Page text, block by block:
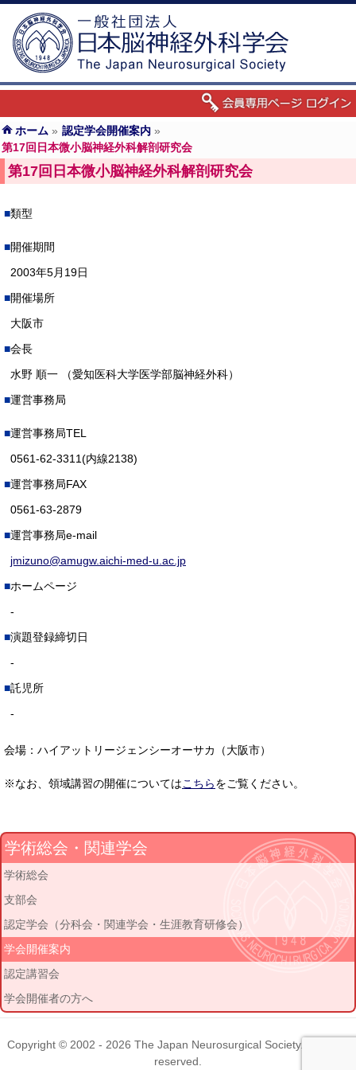
ホーム » 認定学会開催案内 »
第17回日本微小脳神経外科解剖研究会
第17回日本微小脳神経外科解剖研究会
類型
開催期間
2003年5月19日
開催場所
大阪市
会長
水野 順一 （愛知医科大学医学部脳神経外科）
運営事務局
運営事務局TEL
0561-62-3311(内線2138)
運営事務局FAX
0561-63-2879
運営事務局e-mail
jmizuno@amugw.aichi-med-u.ac.jp
ホームページ
-
演題登録締切日
-
託児所
-
会場：ハイアットリージェンシーオーサカ（大阪市）
※なお、領域講習の開催についてはこちらをご覧ください。
学術総会・関連学会
学術総会
支部会
認定学会（分科会・関連学会・生涯教育研修会）
学会開催案内
認定講習会
学会開催者の方へ
Copyright © 2002 - 2026 The Japan Neurosurgical Society. All rights
reserved.